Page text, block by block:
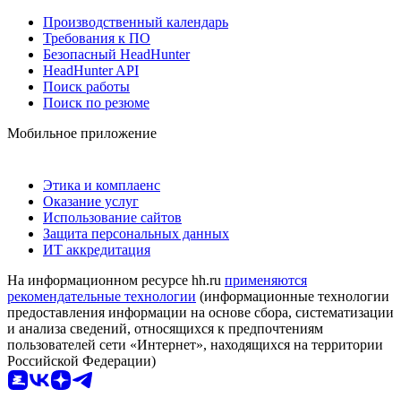
Производственный календарь
Требования к ПО
Безопасный HeadHunter
HeadHunter API
Поиск работы
Поиск по резюме
Мобильное приложение
Этика и комплаенс
Оказание услуг
Использование сайтов
Защита персональных данных
ИТ аккредитация
На информационном ресурсе hh.ru применяются
рекомендательные технологии (информационные технологии
предоставления информации на основе сбора, систематизации
и анализа сведений, относящихся к предпочтениям
пользователей сети «Интернет», находящихся на территории
Российской Федерации)